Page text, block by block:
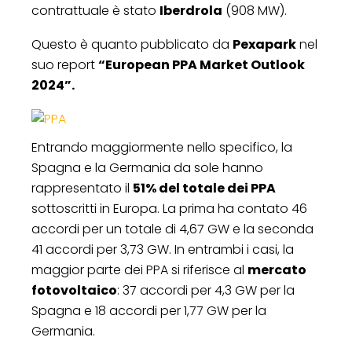
contrattuale è stato Iberdrola (908 MW).
Questo è quanto pubblicato da Pexaparknel
suo report“European PPA Market Outlook
2024”.
Entrando maggiormente nello specifico, la
Spagna e la Germania da sole hanno
rappresentato il 51% del totale dei PPA
sottoscritti in Europa. La prima ha contato 46
accordi per un totale di 4,67 GW e la seconda
41 accordi per 3,73 GW. In entrambi i casi, la
maggior parte dei PPA si riferisce al mercato
fotovoltaico: 37 accordi per 4,3 GW per la
Spagna e 18 accordi per 1,77 GW per la
Germania.